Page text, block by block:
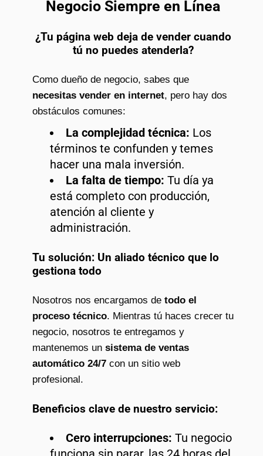
Negocio Siempre en Línea
¿Tu página web deja de vender cuando
tú no puedes atenderla?
Como dueño de negocio, sabes que
necesitas vender en internet, pero hay dos
obstáculos comunes:
La complejidad técnica: Los
términos te confunden y temes
hacer una mala inversión.
La falta de tiempo: Tu día ya
está completo con producción,
atención al cliente y
administración.
Tu solución: Un aliado técnico que lo
gestiona todo
Nosotros nos encargamos de todo el
proceso técnico. Mientras tú haces crecer tu
negocio, nosotros te entregamos y
mantenemos un sistema de ventas
automático 24/7 con un sitio web
profesional.
Beneficios clave de nuestro servicio:
Cero interrupciones: Tu negocio